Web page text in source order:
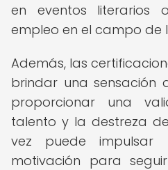
en eventos literarios
empleo en el campo de
Además, las
brindar una sensación
proporcionar una
talento y la destreza
vez puede
motivación para